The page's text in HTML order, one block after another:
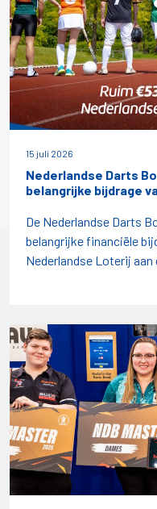
15 juli 2026
Nederlandse Darts
belangrijke bijdrage
De Nederlandse Darts
belangrijke financiële
Nederlandse Loterij aan